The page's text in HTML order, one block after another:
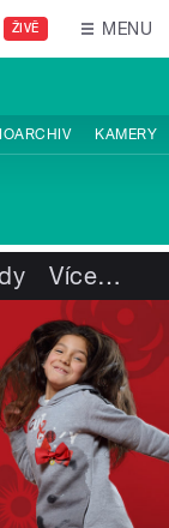
ŽIVĚ MENU
KAMERY
Více…